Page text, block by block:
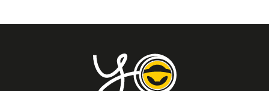
jantes alliage 15’’ et des feux diurnes LED de série, qui
donnent une image élégante et dynamique.